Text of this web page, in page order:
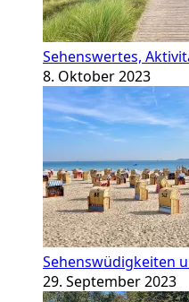
Sehenswertes,
8. Oktober 2023
Sehenswüdigkeiten
29. September 2023